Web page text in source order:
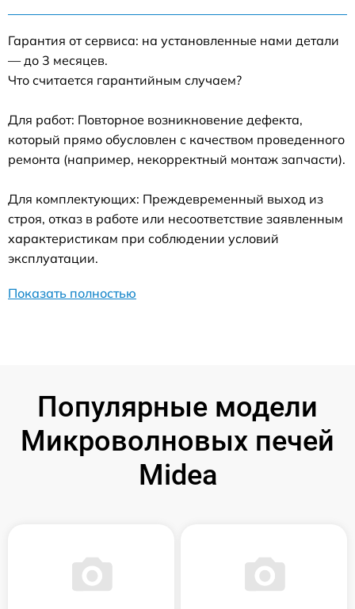
Гарантия от сервиса: на установленные нами детали
— до 3 месяцев.
Что считается гарантийным случаем?
Для работ: Повторное возникновение дефекта,
который прямо обусловлен с качеством проведенного
ремонта (например, некорректный монтаж запчасти).
Для комплектующих: Преждевременный выход из
строя, отказ в работе или несоответствие заявленным
характеристикам при соблюдении условий
эксплуатации.
Показать полностью
Популярные модели
Микроволновых печей
Midea